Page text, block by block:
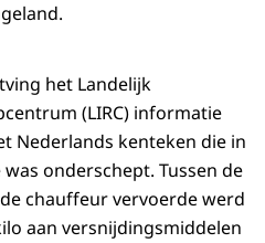
het Landelijk
(LIRC) informatie
Nederlands kenteken die in
onderschept. Tussen de
chauffeur vervoerde werd
aan versnijdingsmiddelen